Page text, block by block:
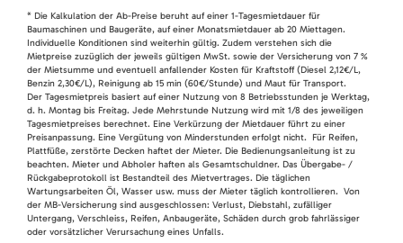
* Die Kalkulation der Ab-Preise beruht auf einer 1-Tagesmietdauer für
Baumaschinen und Baugeräte, auf einer Monatsmietdauer ab 20 Miettagen.
Individuelle Konditionen sind weiterhin gültig. Zudem verstehen sich die
Mietpreise zuzüglich der jeweils gültigen MwSt. sowie der Versicherung von 7 %
der Mietsumme und eventuell anfallender Kosten für Kraftstoff (Diesel 2,12€/L,
Benzin 2,30€/L), Reinigung ab 15 min (60€/Stunde) und Maut für Transport.
Der Tagesmietpreis basiert auf einer Nutzung von 8 Betriebsstunden je Werktag,
d. h. Montag bis Freitag. Jede Mehrstunde Nutzung wird mit 1/8 des jeweiligen
Tagesmietpreises berechnet. Eine Verkürzung der Mietdauer führt zu einer
Preisanpassung. Eine Vergütung von Minderstunden erfolgt nicht. Für Reifen,
Plattfüße, zerstörte Decken haftet der Mieter. Die Bedienungsanleitung ist zu
beachten. Mieter und Abholer haften als Gesamtschuldner. Das Übergabe- /
Rückgabeprotokoll ist Bestandteil des Mietvertrages. Die täglichen
Wartungsarbeiten Öl, Wasser usw. muss der Mieter täglich kontrollieren. Von
der MB-Versicherung sind ausgeschlossen: Verlust, Diebstahl, zufälliger
Untergang, Verschleiss, Reifen, Anbaugeräte, Schäden durch grob fahrlässiger
oder vorsätzlicher Verursachung eines Unfalls.